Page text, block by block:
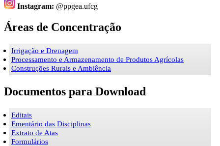
Instagram: @ppgea.ufcg
Áreas de Concentração
Irrigação e Drenagem
Processamento e Armazenamento de Produtos Agrícolas
Construções Rurais e Ambiência
Documentos para Download
Editais
Ementário das Disciplinas
Extrato de Atas
Formulários